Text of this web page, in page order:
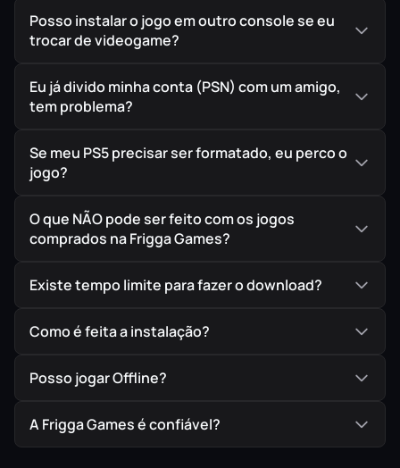
Posso instalar o jogo em outro console se eu
trocar de videogame?
Eu já divido minha conta (PSN) com um amigo,
tem problema?
Se meu PS5 precisar ser formatado, eu perco o
jogo?
O que NÃO pode ser feito com os jogos
comprados na Frigga Games?
Existe tempo limite para fazer o download?
Como é feita a instalação?
Posso jogar Offline?
A Frigga Games é confiável?